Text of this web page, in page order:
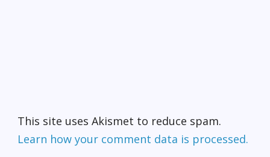
This site uses Akismet to reduce spam.
Learn how your comment data is processed.